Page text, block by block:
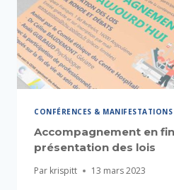
CONFÉRENCES & MANIFESTATIONS
Accompagnement en
présentation des lois
Par krispitt 13 mars 2023